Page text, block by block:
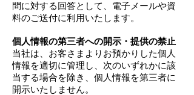
問に対する回答として、電子メールや資
料のご送付に利用いたします。
個人情報の第三者への開示・提供の禁止
当社は、お客さまよりお預かりした個人
情報を適切に管理し、次のいずれかに該
当する場合を除き、個人情報を第三者に
開示いたしません。